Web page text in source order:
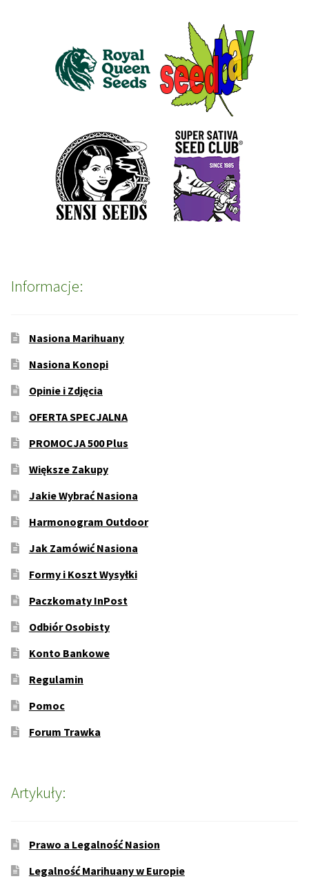
Informacje:
Nasiona Marihuany
Nasiona Konopi
Opinie i Zdjęcia
OFERTA SPECJALNA
PROMOCJA 500 Plus
Większe Zakupy
Jakie Wybrać Nasiona
Harmonogram Outdoor
Jak Zamówić Nasiona
Formy i Koszt Wysyłki
Paczkomaty InPost
Odbiór Osobisty
Konto Bankowe
Regulamin
Pomoc
Forum Trawka
Artykuły:
Prawo a Legalność Nasion
Legalność Marihuany w Europie